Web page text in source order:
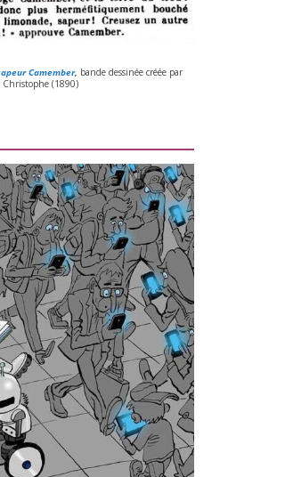
Camember, bande des­si­née créée par
Christophe (1890)